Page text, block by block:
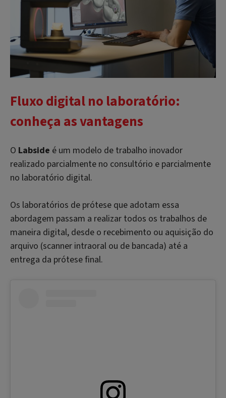
Fluxo digital no laboratório:
conheça as vantagens
O Labside é um modelo de trabalho inovador
realizado parcialmente no consultório e parcialmente
no laboratório digital.
Os laboratórios de prótese que adotam essa
abordagem passam a realizar todos os trabalhos de
maneira digital, desde o recebimento ou aquisição do
arquivo (scanner intraoral ou de bancada) até a
entrega da prótese final.